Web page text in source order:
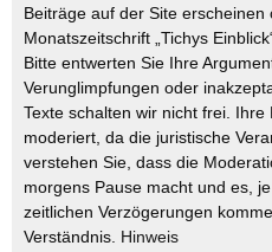
Beiträge auf der Site erscheinen
Monatszeitschrift „Tichys
Bitte entwerten Sie Ihre
Verunglimpfungen oder
Texte schalten wir nicht frei. Ihre
moderiert, da die juristische
verstehen Sie, dass die
morgens Pause macht und es,
zeitlichen Verzögerungen
Verständnis. Hinweis